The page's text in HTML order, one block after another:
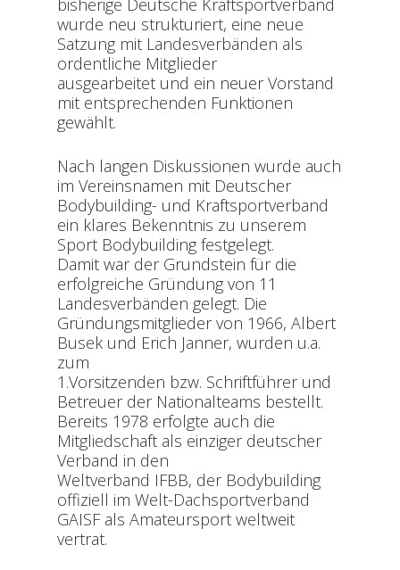
wurde neu strukturiert, eine neue
Satzung mit Landesverbänden als
ordentliche Mitglieder
ausgearbeitet und ein neuer Vorstand
mit entsprechenden Funktionen
gewählt.
Nach langen Diskussionen wurde auch
im Vereinsnamen mit Deutscher
Bodybuilding- und Kraftsportverband
ein klares Bekenntnis zu unserem
Sport Bodybuilding festgelegt.
Damit war der Grundstein für die
erfolgreiche Gründung von 11
Landesverbänden gelegt. Die
Gründungsmitglieder von 1966, Albert
Busek und Erich Janner, wurden u.a.
zum
1.Vorsitzenden bzw. Schriftführer und
Betreuer der Nationalteams bestellt.
Bereits 1978 erfolgte auch die
Mitgliedschaft als einziger deutscher
Verband in den
Weltverband IFBB, der Bodybuilding
offiziell im Welt-Dachsportverband
GAISF als Amateursport weltweit
vertrat.